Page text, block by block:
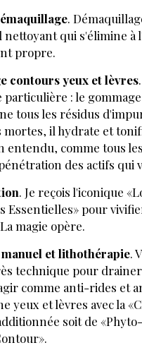
.
nettoyant qui s'élimine à
propre.
contours yeux et lèvres
particulière : le
tous les résidus
mortes, il hydrate et
entendu, comme tous
des actifs qui
. Je reçois l'iconique
Essentielles» pour
magie opère.
manuel et lithothérapie.
technique pour
comme anti-rides et
yeux et lèvres avec la
soit de